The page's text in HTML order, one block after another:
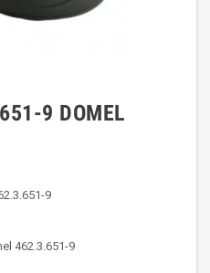
9 DOMEL
9
462.3.651-9